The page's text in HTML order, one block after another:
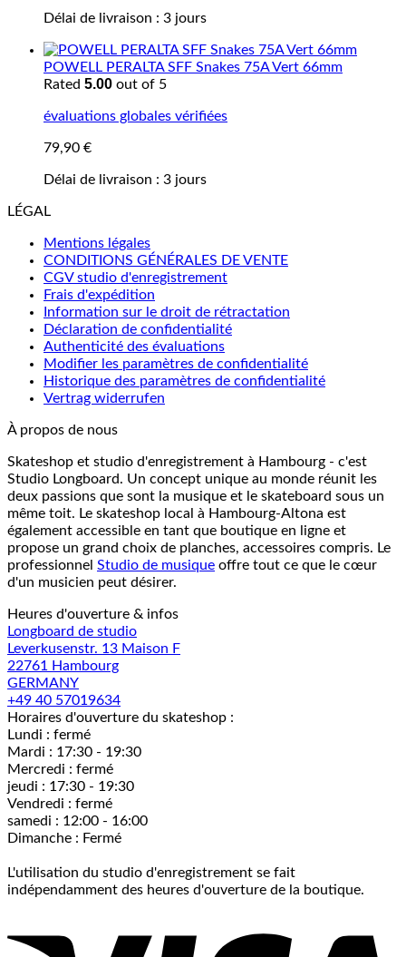
Délai de livraison : 3 jours
POWELL PERALTA SFF Snakes 75A Vert 66mm
Rated 5.00 out of 5
évaluations globales vérifiées
79,90 €
Délai de livraison : 3 jours
LÉGAL
Mentions légales
CONDITIONS GÉNÉRALES DE VENTE
CGV studio d'enregistrement
Frais d'expédition
Information sur le droit de rétractation
Déclaration de confidentialité
Authenticité des évaluations
Modifier les paramètres de confidentialité
Historique des paramètres de confidentialité
Vertrag widerrufen
À propos de nous
Skateshop et studio d'enregistrement à Hambourg - c'est
Studio Longboard. Un concept unique au monde réunit les
deux passions que sont la musique et le skateboard sous un
même toit. Le skateshop local à Hambourg-Altona est
également accessible en tant que boutique en ligne et
propose un grand choix de planches, accessoires compris. Le
professionnel Studio de musique offre tout ce que le cœur
d'un musicien peut désirer.
Heures d'ouverture & infos
Longboard de studio
Leverkusenstr. 13 Maison F
22761 Hambourg
GERMANY
+49 40 57019634
Horaires d'ouverture du skateshop :
Lundi : fermé
Mardi : 17:30 - 19:30
Mercredi : fermé
jeudi : 17:30 - 19:30
Vendredi : fermé
samedi : 12:00 - 16:00
Dimanche : Fermé
L'utilisation du studio d'enregistrement se fait
indépendamment des heures d'ouverture de la boutique.